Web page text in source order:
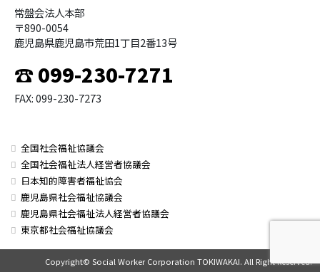
常盤会法人本部
〒890-0054
鹿児島県鹿児島市荒田1丁目2番13号
☎ 099-230-7271
FAX: 099-230-7273
全国社会福祉協議会
全国社会福祉法人経営者協議会
日本知的障害者福祉協会
鹿児島県社会福祉協議会
鹿児島県社会福祉法人経営者協議会
東京都社会福祉協議会
Copyright© Social Worker Corporation TOKIWAKAI. All Right Reserved.